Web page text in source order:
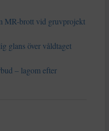
MR-brott vid gruvprojekt
glans över våldtaget
– lagom efter